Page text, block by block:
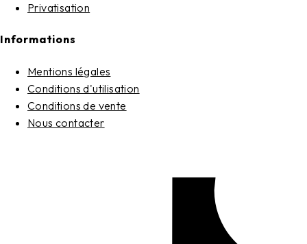
Privatisation
Informations
Mentions légales
Conditions d'utilisation
Conditions de vente
Nous contacter